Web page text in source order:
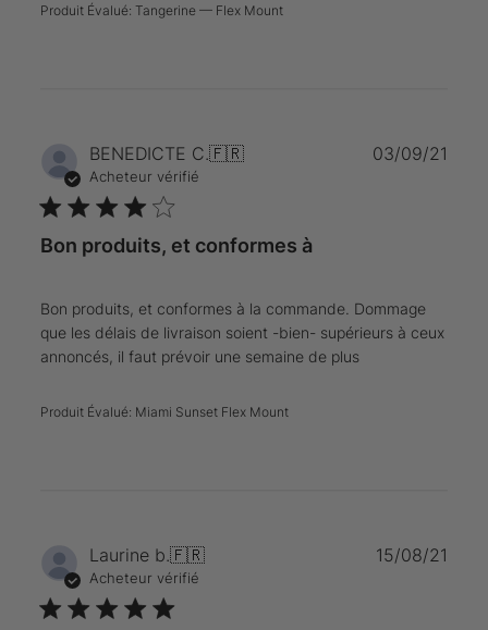
Produit Évalué: Tangerine — Flex Mount
BENEDICTE C.🇫🇷
Acheteur vérifié
Bon produits, et conformes à
Bon produits, et conformes à la commande. Dommage
que les délais de livraison soient -bien- supérieurs à ceux
annoncés, il faut prévoir une semaine de plus
Produit Évalué: Miami Sunset Flex Mount
03/09/21
Laurine b.🇫🇷
Acheteur vérifié
15/08/21